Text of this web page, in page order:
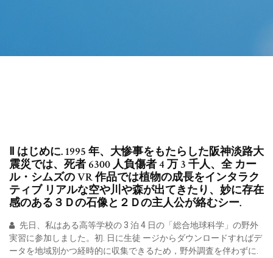
Ⅱ はじめに. 1995 年、大惨事をもたらした阪神淡路大
震災では、死者 6300 人負傷者 4 万 3 千人、全 カー
ル・シムズの VR 作品では植物の成長をインタラク
ティブ リアルな空や川や森が出てきたり、妙に存在
感のある３Ｄの石像と２Ｄの主人公が絡むシー.
先日、私はある高等学校の 3 泊 4 日の「総合地球科学」の野外
実習に参加しました。初. 日に生徒 ージからダウンロードすればデ
ータを地域別かつ経時的に収集できるため，野外調査を伴わずに.